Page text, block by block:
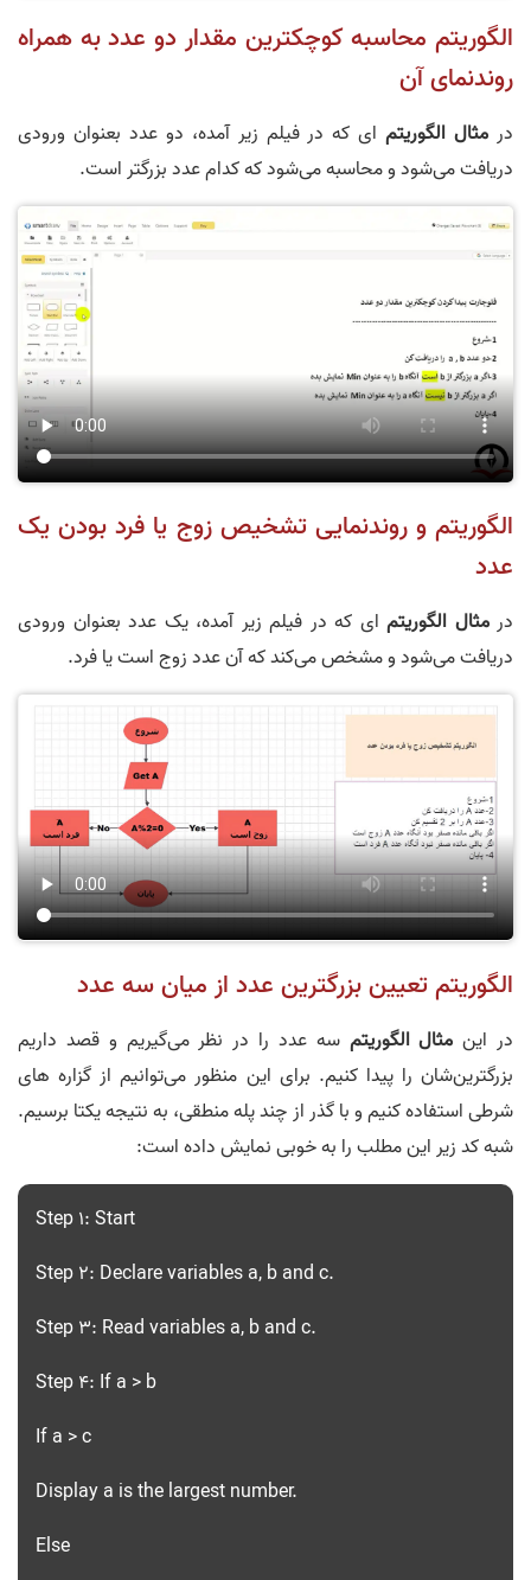
الگوریتم محاسبه کوچکترین مقدار دو عدد به همراه
روندنمای آن
در مثال الگوریتمای که در فیلم زیر آمده، دو عدد بعنوان ورودی
دریافت می‌شود و محاسبه می‌شود که کدام عدد بزرگتر است.
الگوریتم و روندنمایی تشخیص زوج یا فرد بودن یک
عدد
درمثال الگوریتم ای که در فیلم زیر آمده، یک عدد بعنوان ورودی
دریافت می‌شود و مشخص می‌کند که آن عدد زوج است یا فرد.
الگوریتم تعیین بزرگترین عدد از میان سه عدد
در این مثال الگوریتم سه عدد را در نظر می‌گیریم و قصد داریم
بزرگترین‌شان را پیدا کنیم. برای این منظور می‌توانیم از گزاره های
شرطی استفاده کنیم و با گذر از چند پله منطقی، به نتیجه یکتا برسیم.
شبه کد زیر این مطلب را به خوبی نمایش داده است:
Step 1: Start
Step 2: Declare variables a, b and c.
Step 3: Read variables a, b and c.
Step 4: If a > b
If a > c
Display a is the largest number.
Else